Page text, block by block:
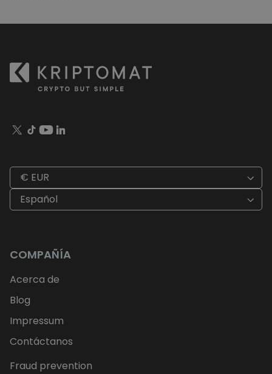
€ EUR
Español
COMPAÑÍA
Acerca de
Blog
Impressum
Contáctanos
Fraud prevention